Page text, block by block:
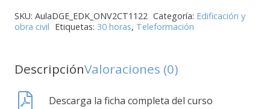
SKU: AulaDGE_EDK_ONV2CT1122 Categoría: Edificación y
obra civil Etiquetas: 30 horas, Teleformación
DescripciónValoraciones (0)
Descarga la ficha completa del curso